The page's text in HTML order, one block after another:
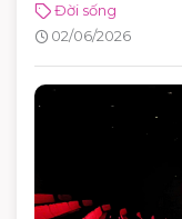
đúng vài nguyên
chống nắng đúng
Đời sống
02/06/2026